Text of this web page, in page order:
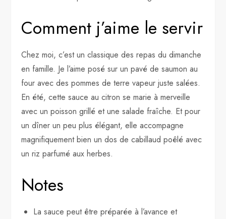
Comment j’aime le servir
Chez moi, c’est un classique des repas du dimanche
en famille. Je l’aime posé sur un pavé de saumon au
four avec des pommes de terre vapeur juste salées.
En été, cette sauce au citron se marie à merveille
avec un poisson grillé et une salade fraîche. Et pour
un dîner un peu plus élégant, elle accompagne
magnifiquement bien un dos de cabillaud poêlé avec
un riz parfumé aux herbes.
Notes
La sauce peut être préparée à l’avance et